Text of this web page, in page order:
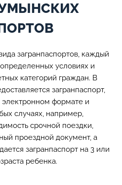
загранпаспортов, каждый
условиях и
категорий граждан. В
загранпаспорт,
формате и
случаях, например,
срочной поездки,
проездной документ, а
загранпаспорт на 3 или
ребенка.